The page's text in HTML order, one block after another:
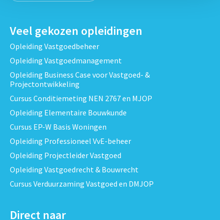
Veel gekozen opleidingen
Opleiding Vastgoedbeheer
Opleiding Vastgoedmanagement
Opleiding Business Case voor Vastgoed- &
Projectontwikkeling
Cursus Conditiemeting NEN 2767 en MJOP
Opleiding Elementaire Bouwkunde
Cursus EP-W Basis Woningen
Opleiding Professioneel VvE-beheer
Opleiding Projectleider Vastgoed
Opleiding Vastgoedrecht & Bouwrecht
Cursus Verduurzaming Vastgoed en DMJOP
Direct naar